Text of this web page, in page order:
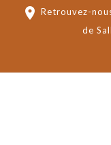
place Retrouvez-
de